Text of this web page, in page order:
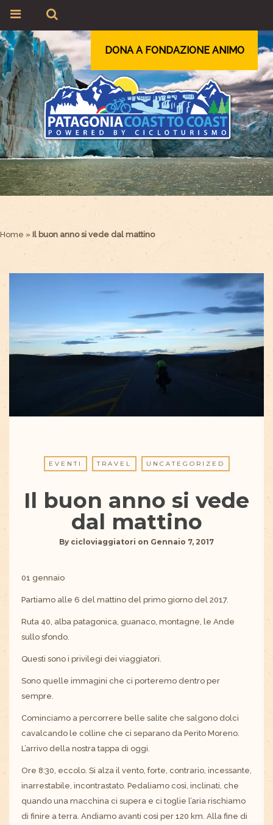
DONA A FONDAZIONE ANIMO
Home » Il buon anno si vede dal mattino
EVENTI TRAVEL UNCATEGORIZED
Il buon anno si vede
dal mattino
By cicloviaggiatori on Gennaio 7, 2017
01 gennaio
Partiamo alle 6 del mattino del primo giorno del 2017.
Ruta 40, alba patagonica, guanaco, montagne, le Ande
sullo sfondo.
Questi sono i privilegi dei viaggiatori.
Sono quelle immagini che ci porteremo dentro per
sempre.
Cominciamo a percorrere belle salite che salgono dolci
cavalcando le colline che ci separano da Perito Moreno.
L’arrivo della nostra tappa di oggi.
Ore 8:30, eccolo. Si alza il vento, forte, contrario, incessante,
inarrestabile, incontrastato. Pedaliamo così, inclinati, che
quando una macchina ci supera e ci toglie l’aria rischiamo
di finire a terra. Andiamo avanti così per 120 km. Alla fine di